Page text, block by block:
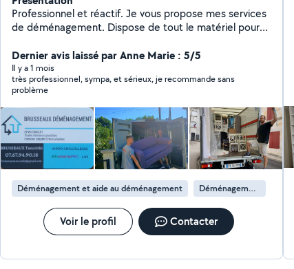
Professionnel et réactif. Je vous propose mes services
de déménagement. Dispose de tout le matériel pour
d'encombrants : garages / appartements... Ainsi que
des travaux de rénovation sur devis. Tarifs par
téléphone au : zéro sept, 67 94 90 18 ou par message.
Merci et à bientôt.
Dernier avis laissé par Anne Marie : 5/5
Il y a 1 mois
très professionnel, sympa, et sérieux, je recommande sans
problème
Déménagement et aide au déménagement Déménagement de maison
Voir le profil Contacter